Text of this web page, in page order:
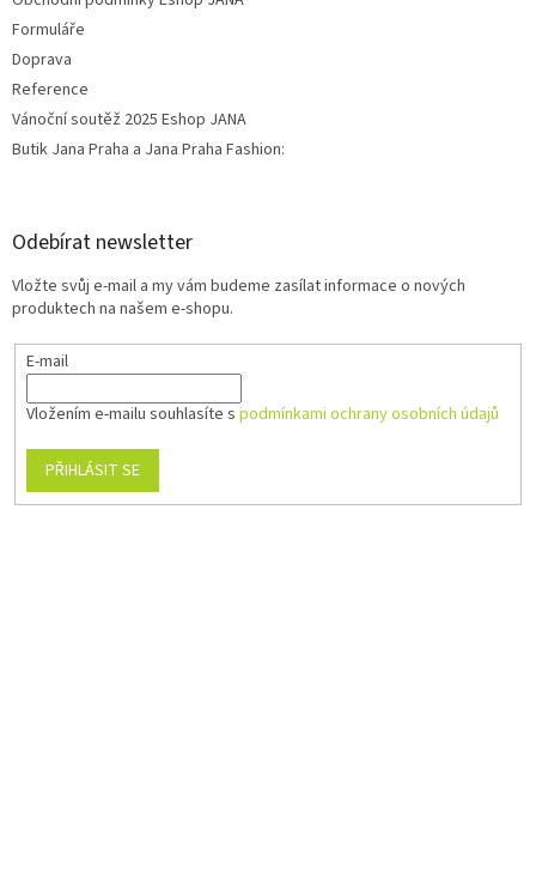
Formuláře
Doprava
Reference
Vánoční soutěž 2025 Eshop JANA
Butik Jana Praha a Jana Praha Fashion:
Odebírat newsletter
Vložte svůj e-mail a my vám budeme zasílat informace o nových
produktech na našem e-shopu.
E-mail
Vložením e-mailu souhlasíte s podmínkami ochrany osobních údajů
PŘIHLÁSIT SE